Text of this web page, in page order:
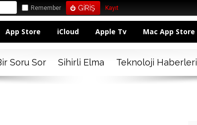
Remember Kayıt
App Store iCloud Apple Tv Mac App Store
Soru Sor Sihirli Elma Teknoloji Haberleri